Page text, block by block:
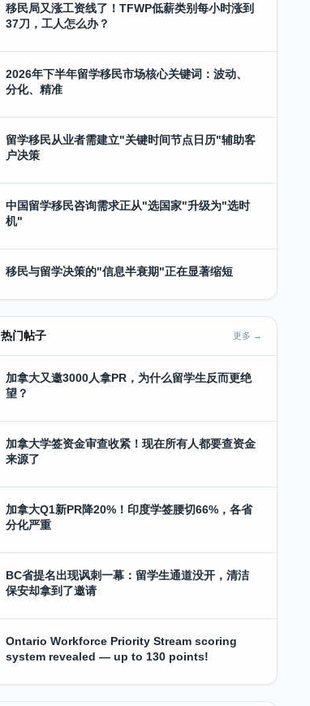
移民局又涨工资线了！TFWP低薪类别每小时涨到
37刀，工人怎么办？
2026年下半年留学移民市场核心关键词：波动、
分化、精准
留学移民从业者需建立"关键时间节点日历"辅助客
户决策
中国留学移民咨询需求正从"选国家"升级为"选时
机"
移民与留学决策的"信息半衰期"正在显著缩短
热门帖子 更多 →
加拿大又邀3000人拿PR，为什么留学生反而更绝
望？
加拿大学签资金审查收紧！现在所有人都要查资金
来源了
加拿大Q1新PR降20%！印度学签腰切66%，各省
分化严重
BC省提名出现讽刺一幕：留学生通道没开，清洁
保安却拿到了邀请
Ontario Workforce Priority Stream scoring
system revealed — up to 130 points!